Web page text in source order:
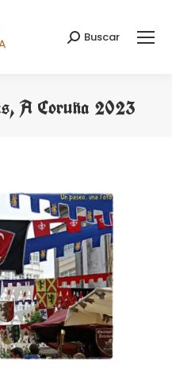
Search:
Buscar
A Coruña 2023